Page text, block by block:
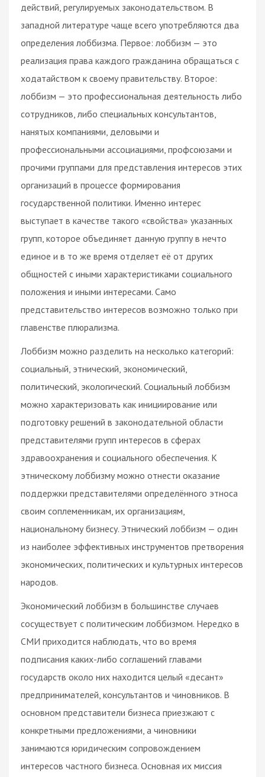
действий, регулируемых законодательством. В
западной литературе чаще всего употребляются два
определения лоббизма. Первое: лоббизм — это
реализация права каждого гражданина обращаться с
ходатайством к своему правительству. Второе:
лоббизм — это профессиональная деятельность либо
сотрудников, либо специальных консультантов,
нанятых компаниями, деловыми и
профессиональными ассоциациями, профсоюзами и
прочими группами для представления интересов этих
организаций в процессе формирования
государственной политики. Именно интерес
выступает в качестве такого «свойства» указанных
групп, которое объединяет данную группу в нечто
единое и в то же время отделяет её от других
общностей c иными характеристиками социального
положения и иными интересами. Само
представительство интересов возможно только при
главенстве плюрализма.
Лоббизм можно разделить на несколько категорий:
социальный, этнический, экономический,
политический, экологический. Социальный лоббизм
можно характеризовать как инициирование или
подготовку решений в законодательной области
представителями групп интересов в сферах
здравоохранения и социального обеспечения. К
этническому лоббизму можно отнести оказание
поддержки представителями определённого этноса
своим соплеменникам, их организациям,
национальному бизнесу. Этнический лоббизм — один
из наиболее эффективных инструментов претворения
экономических, политических и культурных интересов
народов.
Экономический лоббизм в большинстве случаев
сосуществует с политическим лоббизмом. Нередко в
СМИ приходится наблюдать, что во время
подписания каких-либо соглашений главами
государств около них находится целый «десант»
предпринимателей, консультантов и чиновников. В
основном представители бизнеса приезжают с
конкретными предложениями, а чиновники
занимаются юридическим сопровождением
интересов частного бизнеса. Основная их миссия